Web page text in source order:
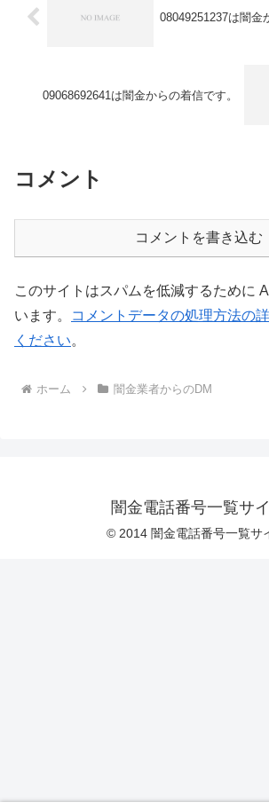
08049251237は闇金
09068692641は闇金からの着信です。
コメント
コメントを書き込む
このサイトはスパムを低減するために
います。
コメントデータの処理方法の
ください。
ホーム 闇金業者からのDM
闇金電話番号一覧サ
© 2014 闇金電話番号一覧サ